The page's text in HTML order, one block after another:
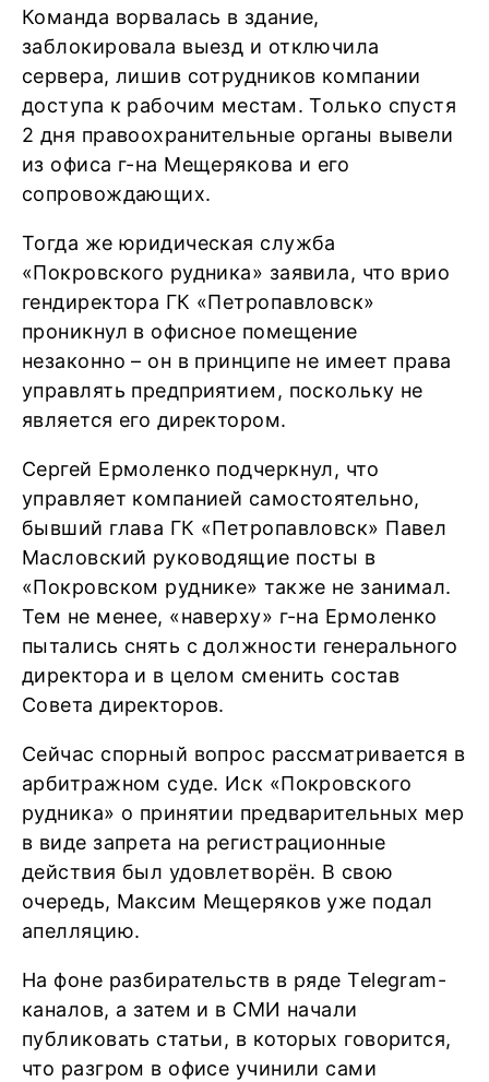
Команда ворвалась в здание,
заблокировала выезд и отключила
сервера, лишив сотрудников компании
доступа к рабочим местам. Только спустя
2 дня правоохранительные органы вывели
из офиса г-на Мещерякова и его
сопровождающих.
Тогда же юридическая служба
«Покровского рудника» заявила, что врио
гендиректора ГК «Петропавловск»
проникнул в офисное помещение
незаконно – он в принципе не имеет права
управлять предприятием, поскольку не
является его директором.
Сергей Ермоленко подчеркнул, что
управляет компанией самостоятельно,
бывший глава ГК «Петропавловск» Павел
Масловский руководящие посты в
«Покровском руднике» также не занимал.
Тем не менее, «наверху» г-на Ермоленко
пытались снять с должности генерального
директора и в целом сменить состав
Совета директоров.
Сейчас спорный вопрос рассматривается в
арбитражном суде. Иск «Покровского
рудника» о принятии предварительных мер
в виде запрета на регистрационные
действия был удовлетворён. В свою
очередь, Максим Мещеряков уже подал
апелляцию.
На фоне разбирательств в ряде Telegram-
каналов, а затем и в СМИ начали
публиковать статьи, в которых говорится,
что разгром в офисе учинили сами